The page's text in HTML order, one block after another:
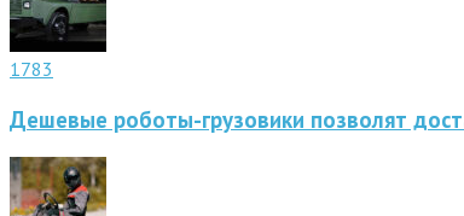
1783
Дешевые роботы-грузовики позволят